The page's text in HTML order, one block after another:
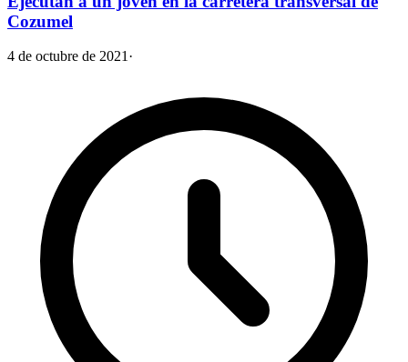
Cozumel
4 de octubre de 2021 ·